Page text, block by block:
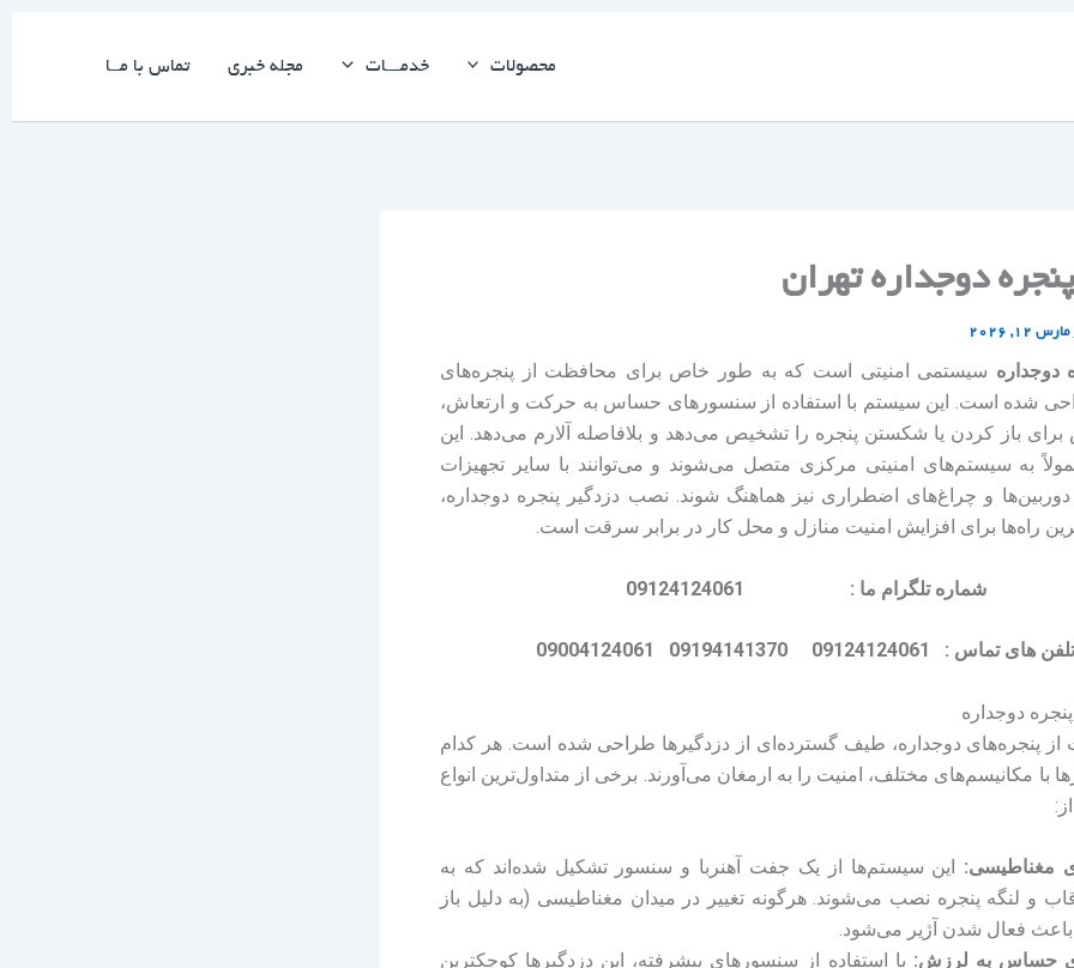
محصولات خدمـــات مجله خبری تماس با مــا
دوجداره تهران
مارس 12, 2026
دوجداره سیستمی امنیتی است که به طور خاص برای محافظت از پنجره‌های
شده است. این سیستم با استفاده از سنسورهای حساس به حرکت و ارتعاش،
برای باز کردن یا شکستن پنجره را تشخیص می‌دهد و بلافاصله آلارم می‌دهد. این
به سیستم‌های امنیتی مرکزی متصل می‌شوند و می‌توانند با سایر تجهیزات
دوربین‌ها و چراغ‌های اضطراری نیز هماهنگ شوند. نصب دزدگیر پنجره دوجداره،
راه‌ها برای افزایش امنیت منازل و محل کار در برابر سرقت است.
شماره تلگرام ما : 09124124061
تلفن های تماس : 09124124061 09194141370 09004124061
دوجداره
پنجره‌های دوجداره، طیف گسترده‌ای از دزدگیرها طراحی شده است. هر کدام
با مکانیسم‌های مختلف، امنیت را به ارمغان می‌آورند. برخی از متداول‌ترین انواع
این سیستم‌ها از یک جفت آهنربا و سنسور تشکیل شده‌اند که به
و لنگه پنجره نصب می‌شوند. هرگونه تغییر در میدان مغناطیسی (به دلیل باز
فعال شدن آژیر می‌شود.
با استفاده از سنسورهای پیشرفته، این دزدگیرها کوچکترین